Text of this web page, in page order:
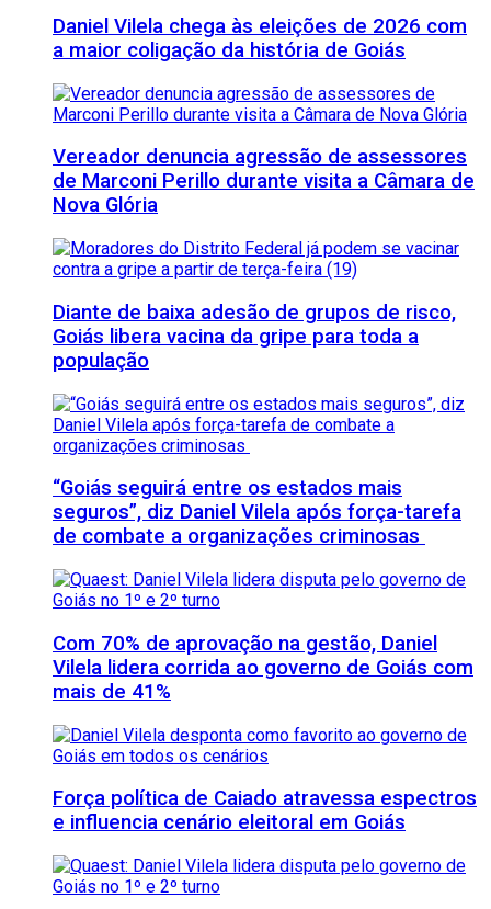
Daniel Vilela chega às eleições de 2026 com
a maior coligação da história de Goiás
Vereador denuncia agressão de assessores
de Marconi Perillo durante visita a Câmara de
Nova Glória
Diante de baixa adesão de grupos de risco,
Goiás libera vacina da gripe para toda a
população
“Goiás seguirá entre os estados mais
seguros”, diz Daniel Vilela após força-tarefa
de combate a organizações criminosas
Com 70% de aprovação na gestão, Daniel
Vilela lidera corrida ao governo de Goiás com
mais de 41%
Força política de Caiado atravessa espectros
e influencia cenário eleitoral em Goiás